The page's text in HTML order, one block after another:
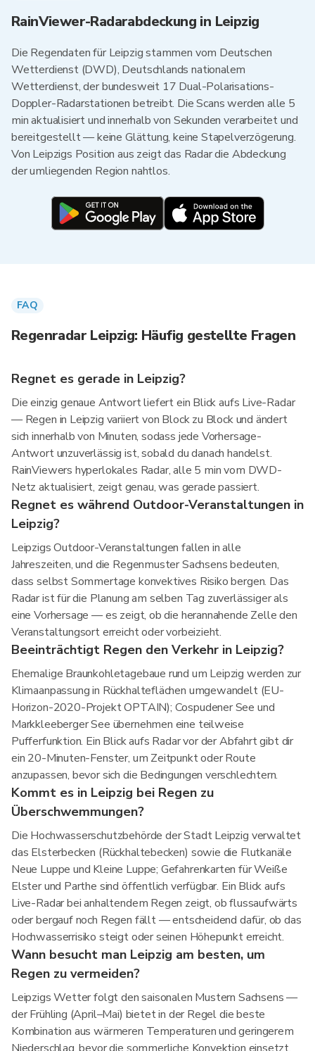
RainViewer-Radarabdeckung in Leipzig
Die Regendaten für Leipzig stammen vom Deutschen
Wetterdienst (DWD), Deutschlands nationalem
Wetterdienst, der bundesweit 17 Dual-Polarisations-
Doppler-Radarstationen betreibt. Die Scans werden alle 5
min aktualisiert und innerhalb von Sekunden verarbeitet und
bereitgestellt — keine Glättung, keine Stapelverzögerung.
Von Leipzigs Position aus zeigt das Radar die Abdeckung
der umliegenden Region nahtlos.
FAQ
Regenradar Leipzig: Häufig gestellte Fragen
Regnet es gerade in Leipzig?
Die einzig genaue Antwort liefert ein Blick aufs Live-Radar
— Regen in Leipzig variiert von Block zu Block und ändert
sich innerhalb von Minuten, sodass jede Vorhersage-
Antwort unzuverlässig ist, sobald du danach handelst.
RainViewers hyperlokales Radar, alle 5 min vom DWD-
Netz aktualisiert, zeigt genau, was gerade passiert.
Regnet es während Outdoor-Veranstaltungen in
Leipzig?
Leipzigs Outdoor-Veranstaltungen fallen in alle
Jahreszeiten, und die Regenmuster Sachsens bedeuten,
dass selbst Sommertage konvektives Risiko bergen. Das
Radar ist für die Planung am selben Tag zuverlässiger als
eine Vorhersage — es zeigt, ob die herannahende Zelle den
Veranstaltungsort erreicht oder vorbeizieht.
Beeinträchtigt Regen den Verkehr in Leipzig?
Ehemalige Braunkohletagebaue rund um Leipzig werden zur
Klimaanpassung in Rückhalteflächen umgewandelt (EU-
Horizon-2020-Projekt OPTAIN); Cospudener See und
Markkleeberger See übernehmen eine teilweise
Pufferfunktion. Ein Blick aufs Radar vor der Abfahrt gibt dir
ein 20-Minuten-Fenster, um Zeitpunkt oder Route
anzupassen, bevor sich die Bedingungen verschlechtern.
Kommt es in Leipzig bei Regen zu
Überschwemmungen?
Die Hochwasserschutzbehörde der Stadt Leipzig verwaltet
das Elsterbecken (Rückhaltebecken) sowie die Flutkanäle
Neue Luppe und Kleine Luppe; Gefahrenkarten für Weiße
Elster und Parthe sind öffentlich verfügbar. Ein Blick aufs
Live-Radar bei anhaltendem Regen zeigt, ob flussaufwärts
oder bergauf noch Regen fällt — entscheidend dafür, ob das
Hochwasserrisiko steigt oder seinen Höhepunkt erreicht.
Wann besucht man Leipzig am besten, um
Regen zu vermeiden?
Leipzigs Wetter folgt den saisonalen Mustern Sachsens —
der Frühling (April–Mai) bietet in der Regel die beste
Kombination aus wärmeren Temperaturen und geringerem